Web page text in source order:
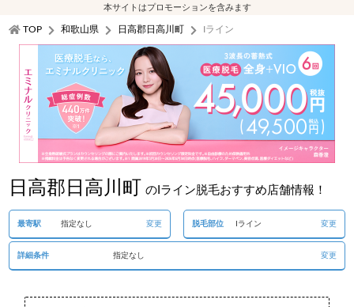
本サイトはプロモーションを含みます
TOP 和歌山県 日高郡日高川町 Iライン
日高郡日高川町 のIライン脱毛おすすめ店舗情報！
最寄駅 指定なし 変更 脱毛部位 Iライン 変更
詳細条件 指定なし 変更